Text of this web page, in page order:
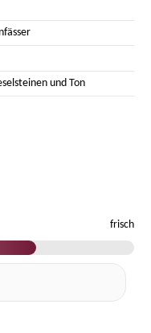
und Ton
frisch